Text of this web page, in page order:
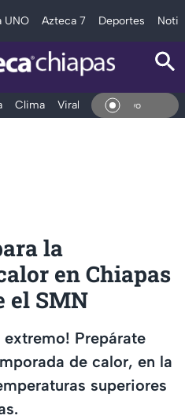
UNO Azteca 7 Deportes
Clima Viral y Tendencia En
la
en Chiapas
el SMN
extremo! Prepárate
de calor, en la
superiores